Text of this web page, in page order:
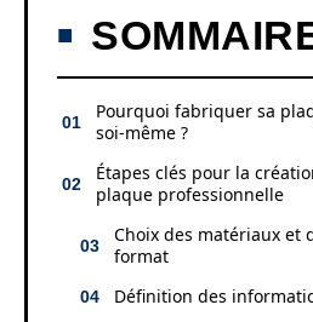
Pourquoi fabriquer sa
soi-même ?
Étapes clés pour la
plaque professionnelle
Choix des matériaux et
format
Définition des